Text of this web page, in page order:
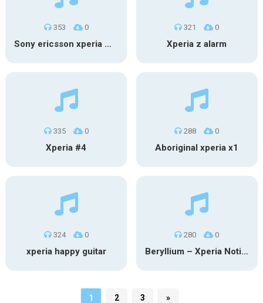
353 0
Sony ericsson xperia mini pro
321 0
Xperia z alarm
335 0
Xperia #4
288 0
Aboriginal xperia x1
324 0
xperia happy guitar
280 0
Beryllium – Xperia Notification
1 2 3 »